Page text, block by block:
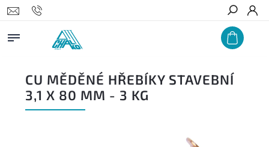
Hledat
CU MĚDĚNÉ HŘEBÍKY STAVEBNÍ
3,1 X 80 MM - 3 KG